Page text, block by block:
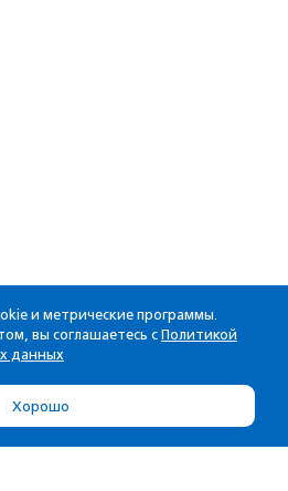
и метрические программы.
вы соглашаетесь с Политикой
данных
Хорошо